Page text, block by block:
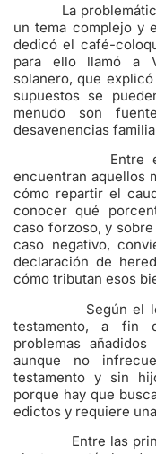
La problemática
un tema complejo y
dedicó el café-
para ello llamó a
solanero, que
supuestos se
menudo son
desavenencias
Entre esos
encuentran aquellos
cómo repartir el
conocer qué
caso forzoso, y
caso negativo,
declaración de
cómo tributan esos
Según el
testamento, a fin
problemas
aunque no
testamento y sin
porque hay que
edictos y requiere
Entre las